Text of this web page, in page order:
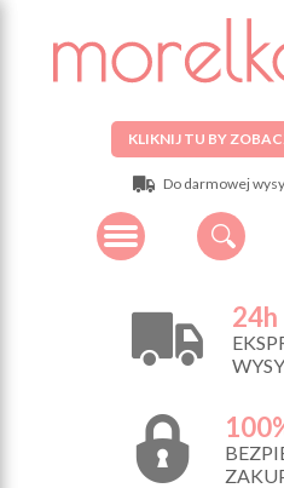
KLIKNIJ TU BY
Do darmowej
24h